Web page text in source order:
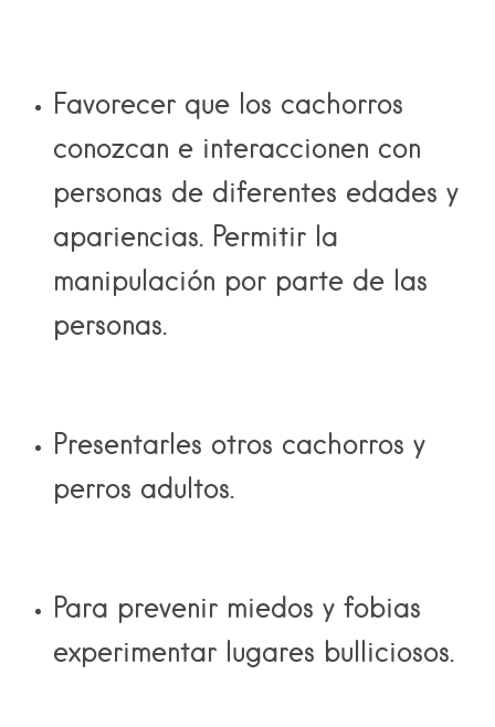
Favorecer que los cachorros
conozcan e interaccionen con
personas de diferentes edades y
apariencias. Permitir la
manipulación por parte de las
personas.
Presentarles otros cachorros y
perros adultos.
Para prevenir miedos y fobias
experimentar lugares bulliciosos.